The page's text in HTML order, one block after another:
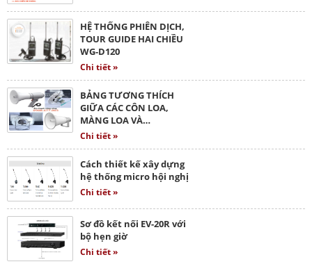
HỆ THỐNG PHIÊN DỊCH,
TOUR GUIDE HAI CHIỀU
WG-D120
Chi tiết »
BẢNG TƯƠNG THÍCH
GIỮA CÁC CÔN LOA,
MÀNG LOA VÀ…
Chi tiết »
Cách thiết kế xây dựng
hệ thống micro hội nghị
Chi tiết »
Sơ đồ kết nối EV-20R với
bộ hẹn giờ
Chi tiết »